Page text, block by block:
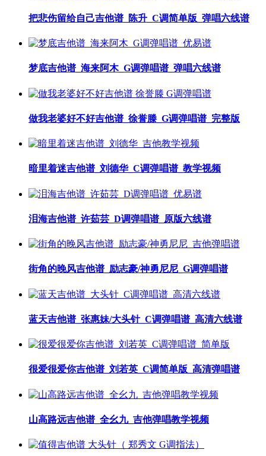
把悲伤留给自己吉他谱_陈升_C调简单版_弹唱六线谱
梦底吉他谱_海来阿木_G调弹唱谱_弹唱六线谱
做我老婆好不好吉他谱_徐誉滕_G调弹唱谱_完整版
暗里着迷吉他谱_刘德华_C调弹唱谱_教学视频
泪海吉他谱_许茹芸_D调弹唱谱_原版六线谱
街角的晚风吉他谱_励志豪/神勇尼尼_G调弹唱谱
蓝天吉他谱_张惠妹/大头针_C调弹唱谱_高清六线谱
很爱很爱你吉他谱_刘若英_C调简单版_高清弹唱谱
山高路远吉他谱_全幺九_吉他弹唱教学视频